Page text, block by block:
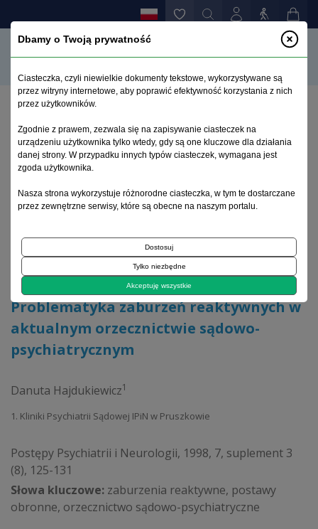
Problematyka zaburzeń reaktywnych w aktualnym
orzecznictwie sądowo-psychiatrycznym
Archiwum 1992–2014
1998, tom 7, suplement 3
Artykuł oryginalny
Problematyka zaburzeń reaktywnych w
aktualnym orzecznictwie sądowo-
psychiatrycznym
Danuta Hajdukiewicz1
1. Kliniki Psychiatrii Sądowej IPiN w Pruszkowie
Postępy Psychiatrii i Neurologii, 1998, 7, suplement 3
(8), 125-131
Słowa kluczowe: zaburzenia reaktywne, postawy
obronne, orzecznictwo sądowo-psychiatryczne
Dbamy o Twoją prywatność
Ciasteczka, czyli niewielkie dokumenty tekstowe, wykorzystywane są
przez witryny internetowe, aby poprawić efektywność korzystania z nich
przez użytkowników.
Zgodnie z prawem, zezwala się na zapisywanie ciasteczek na
urządzeniu użytkownika tylko wtedy, gdy są one kluczowe dla działania
danej strony. W przypadku innych typów ciasteczek, wymagana jest
zgoda użytkownika.
Nasza strona wykorzystuje różnorodne ciasteczka, w tym te dostarczane
przez zewnętrzne serwisy, które są obecne na naszym portalu.
Dostosuj
Tylko niezbędne
Akceptuję wszystkie